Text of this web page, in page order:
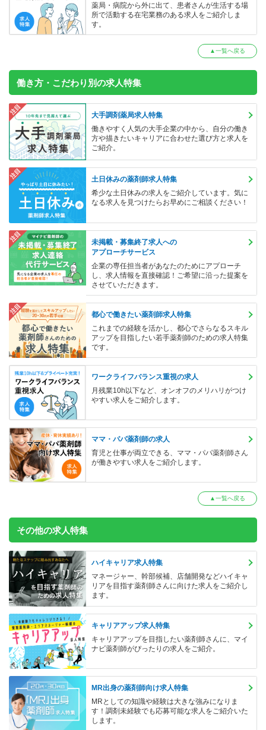
薬局・病院から外に出て、患者さんが生活する場
所で活動する在宅業務のある求人をご紹介しま
す。
▲一覧へ戻る
働き方・こだわり別の求人特集
注目
大手調剤薬局求人特集
働きやすく人気の大手企業の中から、自分の働き
方や描きたいキャリアに合わせた選び方と求人を
ご紹介。
注目
土日休みの薬剤師求人特集
希少な土日休みの求人をご紹介しています。気に
なる求人を見つけたらお早めにご相談ください！
注目
未掲載・募集終了求人への
アプローチサービス
企業の専任担当者があなたのためにアプローチ
し、求人情報を直接確認！ご希望に沿った提案を
させていただきます。
注目
都心で働きたい薬剤師求人特集
これまでの経験を活かし、都心でさらなるスキル
アップを目指したい若手薬剤師のための求人特集
です。
ワークライフバランス重視の求人
月残業10h以下など、オンオフのメリハリがつけ
やすい求人をご紹介します。
ママ・パパ薬剤師の求人
育児と仕事が両立できる、ママ・パパ薬剤師さん
が働きやすい求人をご紹介します。
▲一覧へ戻る
その他の求人特集
ハイキャリア求人特集
マネージャー、幹部候補、店舗開発などハイキャ
リアを目指す薬剤師さんに向けた求人をご紹介し
ます。
キャリアアップ求人特集
キャリアアップを目指したい薬剤師さんに、マイ
ナビ薬剤師がぴったりの求人をご紹介。
MR出身の薬剤師向け求人特集
MRとしての知識や経験は大きな強みになりま
す！調剤未経験でも応募可能な求人をご紹介いた
します。